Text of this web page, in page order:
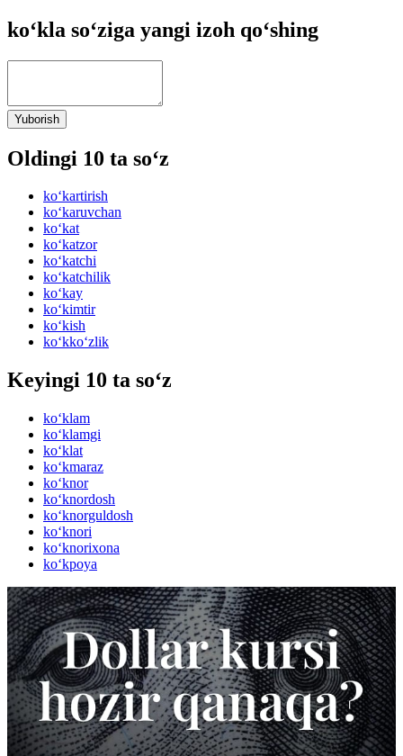
ko‘kla so‘ziga yangi izoh qo‘shing
Yuborish
Oldingi 10 ta so‘z
ko‘kartirish
ko‘karuvchan
ko‘kat
ko‘katzor
ko‘katchi
ko‘katchilik
ko‘kay
ko‘kimtir
ko‘kish
ko‘kko‘zlik
Keyingi 10 ta so‘z
ko‘klam
ko‘klamgi
ko‘klat
ko‘kmaraz
ko‘knor
ko‘knordosh
ko‘knorguldosh
ko‘knori
ko‘knorixona
ko‘kpoya